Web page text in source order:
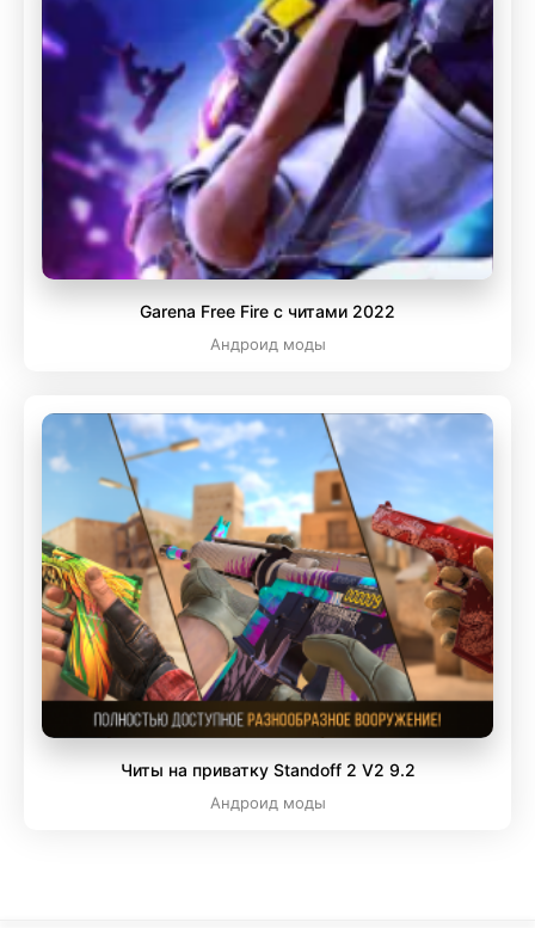
Garena Free Fire с читами 2022
Андроид моды
Читы на приватку Standoff 2 V2 9.2
Андроид моды